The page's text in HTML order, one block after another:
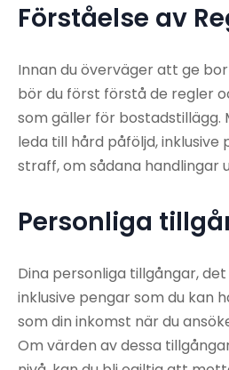
Förståelse av
Innan du överväger att ge
bör du först förstå de regler
som gäller för bostadstillägg.
leda till hård påföljd,
straff, om sådana handlingar
Personliga
Dina personliga tillgångar,
inklusive pengar som du kan
som din inkomst när du
Om värden av dessa